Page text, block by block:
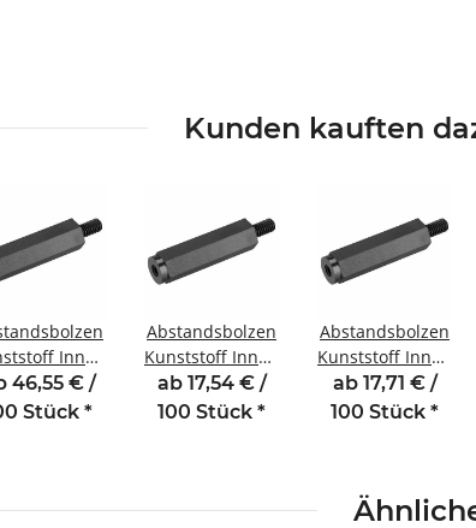
Kunden kauften
Innen
M6 SW10
46,55 € /
Stück *
Abstandsbolzen
Kunststoff Innen
/Außengewinde
12 mm M6 SW10
ab 17,54 € /
100 Stück *
Abstandsbolzen
Kunststoff Innen
/Außengewinde
20 mm M6 SW10
ab 17,71 € /
100 Stück *